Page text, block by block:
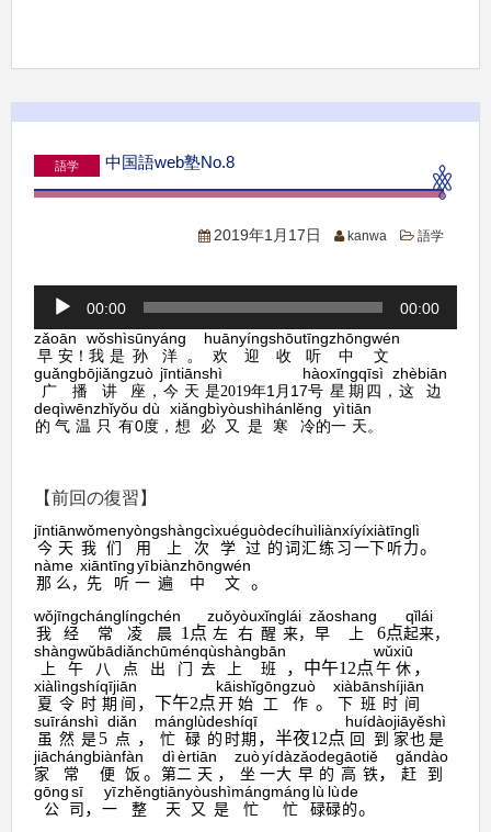
語学 中国語web塾No.8
2019年1月17日 kanwa 語学
プ
レ
ー
ヤ
ー
00:00 00:00
早安
zǎoān
！ 我
wǒ
是
shì
孙
sūn
洋
yáng
。 欢迎
huānyíng
收听
shōutīng
中文
zhōngwén
广播
guǎngbō
讲座
jiǎngzuò
， 今天
jīntiān
是
shì
2019年1 月 17号
hào
星期四
xīngqīsì
， 这边
zhèbiān
的
de
气温
qìwēn
只有
zhǐyǒu
0度
dù
， 想必
xiǎngbì
又是
yòushì
寒冷
hánlěng
的一
yì
天
tiān
。
【前回の復習】
今天
jīntiān
我 们
wǒmen
用
yòng
上次
shàngcì
学
xué
过
guò
的
de
词汇
cíhuì
练习
liànxí
一下
yíxià
听力
tīnglì
。
那么
nàme
， 先
xiān
听
tīng
一
yī
遍
biàn
中文
zhōngwén
。
我
wǒ
经 常
jīngcháng
凌
líng
晨
chén
1 点 左右
zuǒyòu
醒来
xǐnglái
， 早
zǎo
上
shang
6点起来
qǐlái
，
上午八点
shàngwǔbādiǎn
出门
chūmén
去
qù
上班
shàngbān
，中午12点午休
wǔxiū
，
夏令 时
xiàlìngshí
期 间
qījiān
，下午2点开始
kāishǐ
工作
gōngzuò
。 下班
xiàbān
时间
shíjiān
虽然
suīrán
是
shì
5 点
diǎn
， 忙碌
mánglù
的
de
时期
shíqī
，半夜12点 回到
huídào
家
jiā
也
yě
是
shì
家
jiā
常
cháng
便
biàn
饭
fàn
。 第
dì
二
èr
天
tiān
， 坐
zuò
一
yí
大
dà
早
zǎo
的
de
高
gāo
铁
tiě
， 赶
gǎn
到
dào
公
gōng
司
sī
， 一
yī
整
zhěng
天
tiān
又
yòu
是
shì
忙
máng
忙
máng
碌
lù
碌
lù
的
de
。